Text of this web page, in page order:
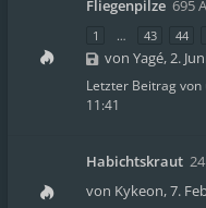
Fliegenpilze 695
1 … 43 44
von Yagé,2.
Letzter Beitrag von
11:41
Habichtskraut
von Kykeon,7.